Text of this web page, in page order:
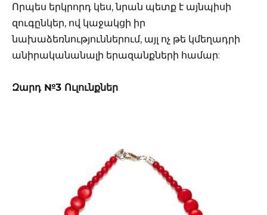
Որպես երկրորդ կես, նրան պետք է այնպիսի
զուգընկեր, ով կաջակցի իր
նախաձեռնություններում, այլ ոչ թե կմեղադրի
անիրականանալի երազանքների համար:
Զարդ №3 Ուլունքներ